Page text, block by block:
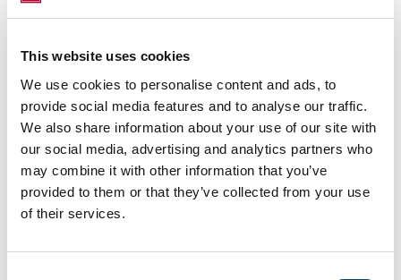
This website uses cookies
We use cookies to personalise content and ads, to
provide social media features and to analyse our traffic.
We also share information about your use of our site with
our social media, advertising and analytics partners who
may combine it with other information that you’ve
provided to them or that they’ve collected from your use
of their services.
Allokation des Fonds in Österreich nahe an
aktiven Ansatz zur Portfoliooptimierung und
folgt auf den kürzlich erfolgten Verkauf eines
100-Millionen-Euro-Portfolios in den
Niederlanden, welches die
Investitionskriterien des Fonds nicht mehr
erfüllte.“
Der 2007 aufgelegte CER war der erste